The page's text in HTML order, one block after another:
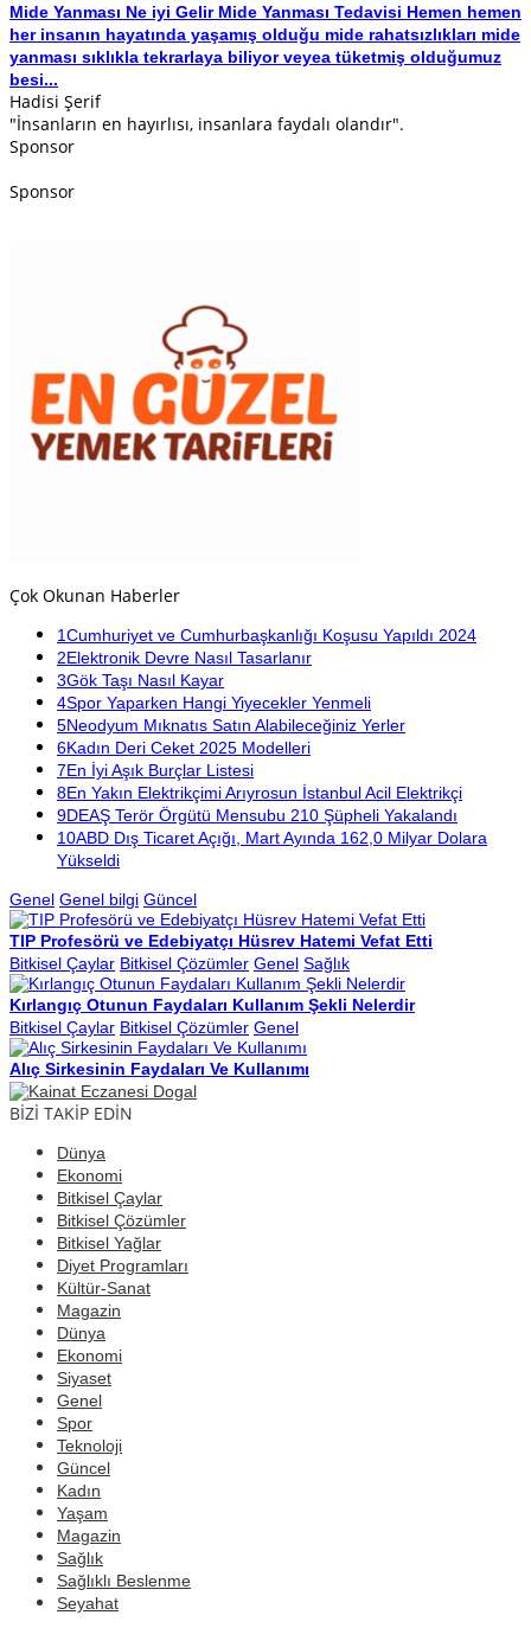
Mide Yanması Ne iyi Gelir Mide Yanması Tedavisi Hemen hemen
her insanın hayatında yaşamış olduğu mide rahatsızlıkları mide
yanması sıklıkla tekrarlaya biliyor veyea tüketmiş olduğumuz
besi...
Hadisi Şerif
"İnsanların en hayırlısı, insanlara faydalı olandır".
Sponsor
Sponsor
Çok Okunan Haberler
1Cumhuriyet ve Cumhurbaşkanlığı Koşusu Yapıldı 2024
2Elektronik Devre Nasıl Tasarlanır
3Gök Taşı Nasıl Kayar
4Spor Yaparken Hangi Yiyecekler Yenmeli
5Neodyum Mıknatıs Satın Alabileceğiniz Yerler
6Kadın Deri Ceket 2025 Modelleri
7En İyi Aşık Burçlar Listesi
8En Yakın Elektrikçimi Arıyrosun İstanbul Acil Elektrikçi
9DEAŞ Terör Örgütü Mensubu 210 Şüpheli Yakalandı
10ABD Dış Ticaret Açığı, Mart Ayında 162,0 Milyar Dolara
Yükseldi
Genel Genel bilgi Güncel
TIP Profesörü ve Edebiyatçı Hüsrev Hatemi Vefat Etti
Bitkisel Çaylar Bitkisel Çözümler Genel Sağlık
Kırlangıç Otunun Faydaları Kullanım Şekli Nelerdir
Bitkisel Çaylar Bitkisel Çözümler Genel
Alıç Sirkesinin Faydaları Ve Kullanımı
BİZİ TAKİP EDİN
Dünya
Ekonomi
Bitkisel Çaylar
Bitkisel Çözümler
Bitkisel Yağlar
Diyet Programları
Kültür-Sanat
Magazin
Dünya
Ekonomi
Siyaset
Genel
Spor
Teknoloji
Güncel
Kadın
Yaşam
Magazin
Sağlık
Sağlıklı Beslenme
Seyahat